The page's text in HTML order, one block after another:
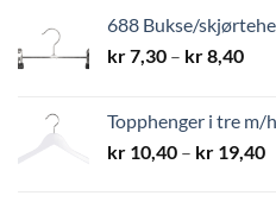
688 Bukse/
kr7,30 – kr8,40
kr
Topphenger i tre m/
kr 10,40 – kr 19,40